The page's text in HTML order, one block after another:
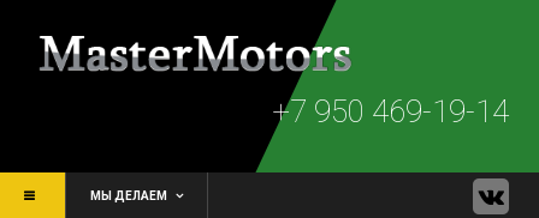
+7 950 469-19-14
МЫ ДЕЛАЕМ